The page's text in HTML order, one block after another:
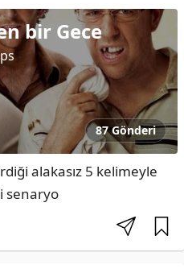
bir Gece
87 Gönderi
alakasız 5 kelimeyle
senaryo